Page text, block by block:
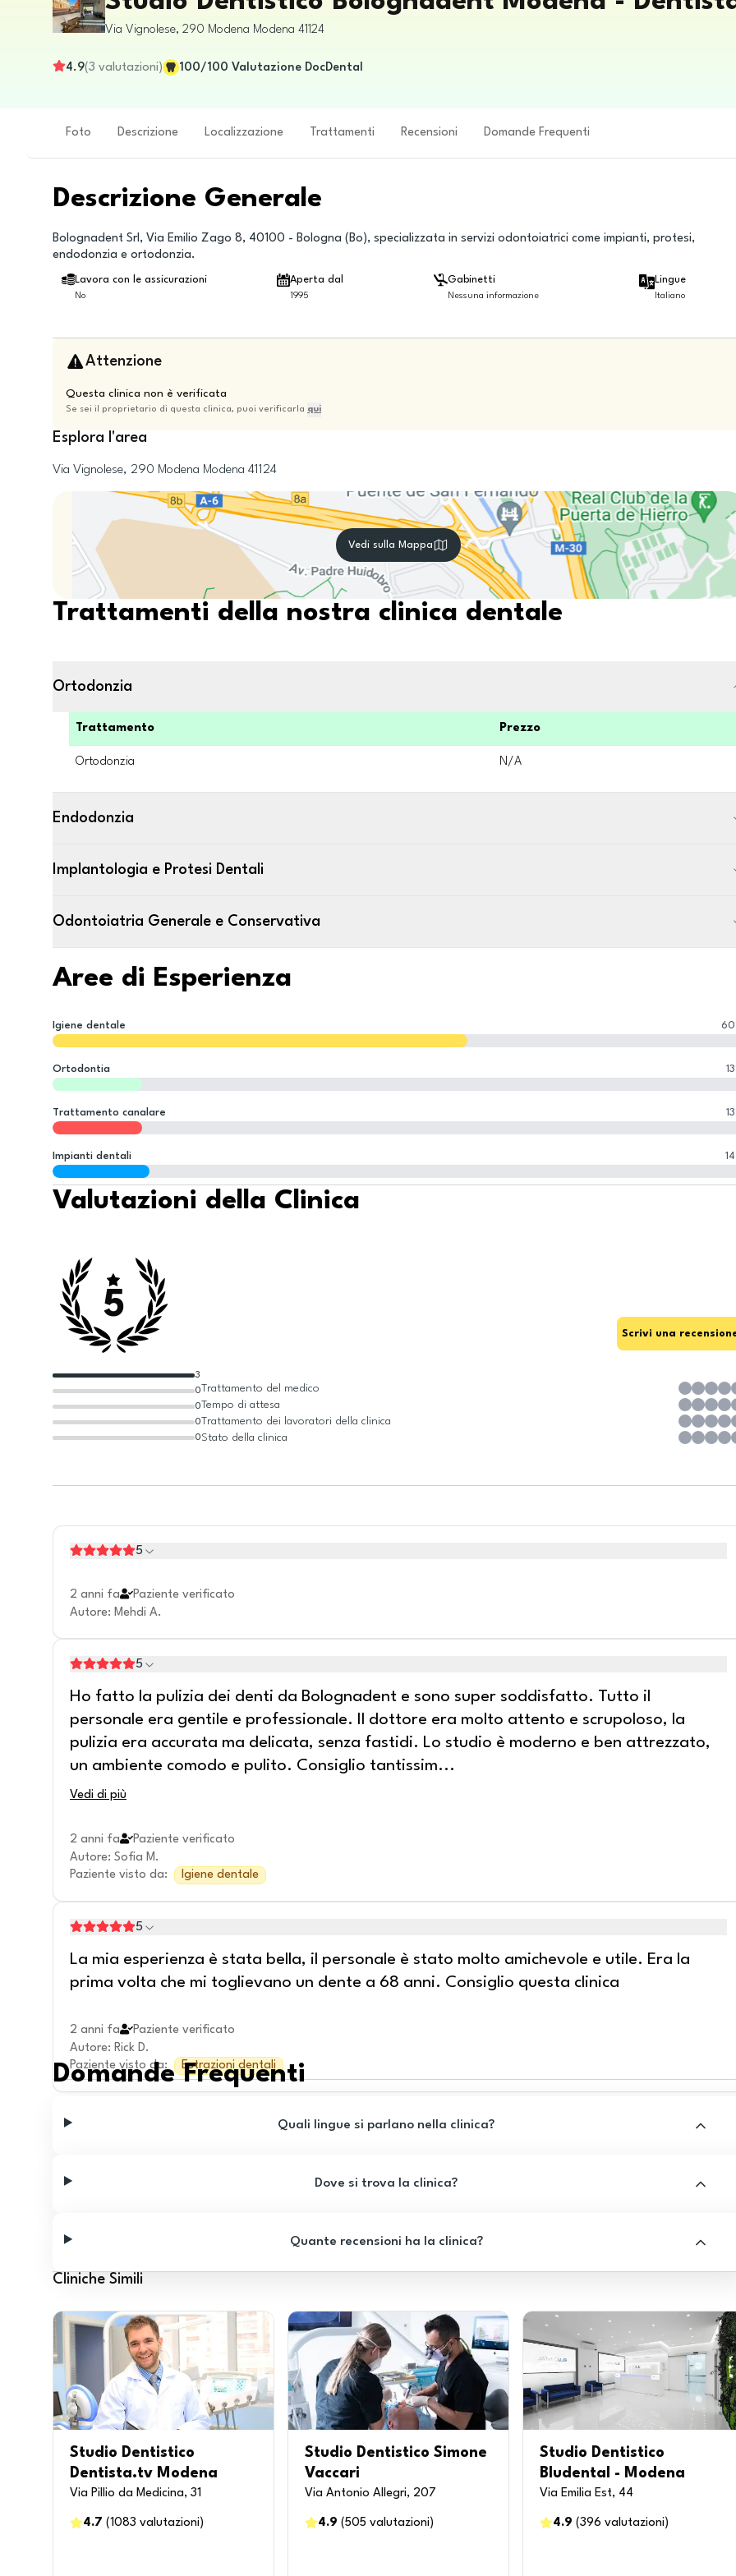
Via Vignolese, 290 Modena Modena 41124
4.9(3 valutazioni) 100/100 Valutazione DocDental
Foto Descrizione Localizzazione Trattamenti Recensioni Domande Frequenti
Descrizione Generale
Bolognadent Srl, Via Emilio Zago 8, 40100 - Bologna (Bo), specializzata in servizi odontoiatrici come impianti, protesi,
endodonzia e ortodonzia.
Lavora con le assicurazioni
No
Aperta dal
1995
Gabinetti
Nessuna informazione
Lingue
Italiano
Attenzione
Questa clinica non è verificata
Se sei il proprietario di questa clinica, puoi verificarla qui
Esplora l'area
Via Vignolese, 290 Modena Modena 41124
Vedi sulla Mappa
Trattamenti della nostra clinica dentale
Ortodonzia
Trattamento Prezzo
Ortodonzia N/A
Endodonzia
Implantologia e Protesi Dentali
Odontoiatria Generale e Conservativa
Aree di Esperienza
Igiene dentale 60
Ortodontia 13
Trattamento canalare 13
Impianti dentali 14
Valutazioni della Clinica
5
0
0
0
0
3
Scrivi una
Trattamento del medico
Tempo di attesa
Trattamento dei lavoratori della clinica
Stato della clinica
5
2 anni fa
Paziente verificato
Autore: Mehdi A.
5
Ho fatto la pulizia dei denti da Bolognadent e sono super soddisfatto. Tutto il
personale era gentile e professionale. Il dottore era molto attento e scrupoloso, la
pulizia era accurata ma delicata, senza fastidi. Lo studio è moderno e ben attrezzato,
un ambiente comodo e pulito. Consiglio tantissim...
Vedi di più
2 anni fa
Paziente verificato
Autore: Sofia M.
Paziente visto da: Igiene dentale
5
La mia esperienza è stata bella, il personale è stato molto amichevole e utile. Era la
prima volta che mi toglievano un dente a 68 anni. Consiglio questa clinica
2 anni fa
Paziente verificato
Autore: Rick D.
Paziente visto da: Estrazioni dentali
Domande Frequenti
Quali lingue si parlano nella clinica?
Dove si trova la clinica?
Quante recensioni ha la clinica?
Cliniche Simili
Studio Dentistico
Dentista.tv Modena
Via Pillio da Medicina, 31
4.7 (1083 valutazioni )
Studio Dentistico Simone
Vaccari
Via Antonio Allegri, 207
4.9 (505 valutazioni )
Studio Dentistico
Bludental - Modena
Via Emilia Est, 44
4.9 (396 valutazioni )